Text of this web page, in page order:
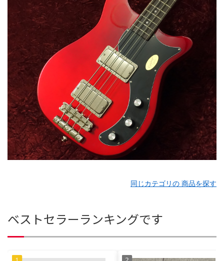
同じカテゴリの 商品を探す
ベストセラーランキングです